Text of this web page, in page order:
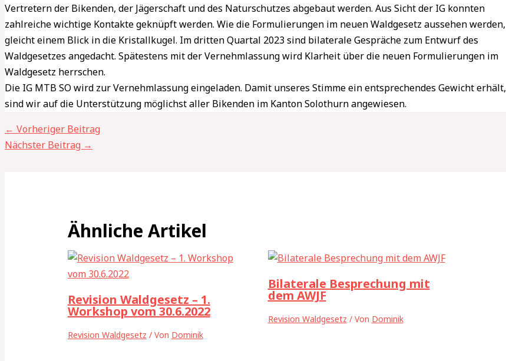
Vertretern der Bikenden, der Jägerschaft und des Naturschutzes abgebaut werden. Aus Sicht der IG konnten
zahlreiche wichtige Kontakte geknüpft werden. Wie die Formulierungen im neuen Waldgesetz aussehen werden,
gleicht einem Blick in die Kristallkugel. Im dritten Quartal 2023 sind bilaterale Gespräche zum Entwurf des
Waldgesetzes angedacht. Spätestens mit der Vernehmlassung wird Klarheit über die neuen Formulierungen im
Waldgesetz herrschen.
Die IG MTB SO wird zur Vernehmlassung eingeladen. Damit unseres Stimme ein entsprechendes Gewicht erhält,
sind wir auf die Unterstützung möglichst aller Bikenden im Kanton Solothurn angewiesen.
← Vorheriger Beitrag
Nächster Beitrag →
Ähnliche Artikel
Revision Waldgesetz – 1.
Workshop vom 30.6.2022
Revision Waldgesetz / Von Dominik
Bilaterale Besprechung mit
dem AWJF
Revision Waldgesetz / Von Dominik